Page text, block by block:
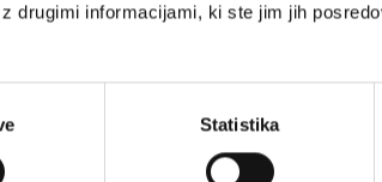
drugimi informacijami, ki ste jim jih
Statistika